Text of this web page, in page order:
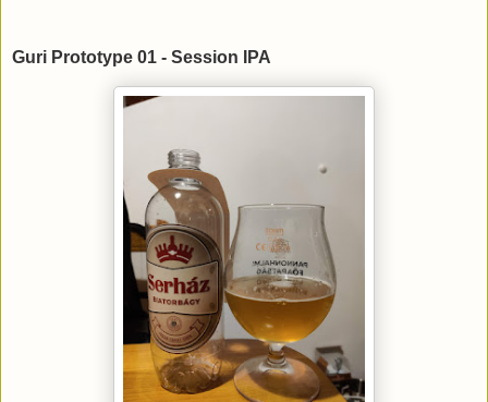
Guri Prototype 01 - Session IPA